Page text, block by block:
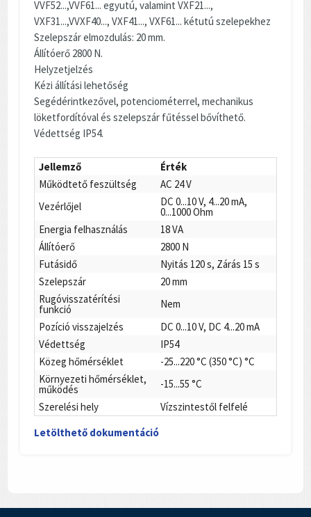
VVF52...,VVF61... egyutú, valamint VXF21...,
VXF31...,VVXF40..., VXF41..., VXF61... kétutú szelepekhez
Szelepszár elmozdulás: 20 mm.
Állítóerő 2800 N.
Helyzetjelzés
Kézi állítási lehetőség
Segédérintkezővel, potenciométerrel, mechanikus
löketfordítóval és szelepszár fűtéssel bővíthető.
Védettség IP54.
Jellemző
Érték
Működtető feszültség
AC 24 V
Vezérlőjel
DC 0...10 V, 4...20 mA,
0...1000 Ohm
Energia felhasználás
18 VA
Állítóerő
2800 N
Futásidő
Nyitás 120 s, Zárás 15 s
Szelepszár
20 mm
Rugóvisszatérítési
funkció
Nem
Pozíció visszajelzés
DC 0...10 V, DC 4...20 mA
Védettség
IP54
Közeg hőmérséklet
-25...220 °C (350 °C) °C
Környezeti hőmérséklet,
működés
-15...55 °C
Szerelési hely
Vízszintestől felfelé
Letölthető dokumentáció